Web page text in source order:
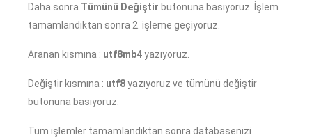
Daha sonra Tümünü Değiştir butonuna basıyoruz. İşlem
tamamlandıktan sonra 2. işleme geçiyoruz.
Aranan kısmına : utf8mb4yazıyoruz.
Değiştir kısmına : utf8yazıyoruz ve tümünü değiştir
butonuna basıyoruz.
Tüm işlemler tamamlandıktan sonra databasenizi